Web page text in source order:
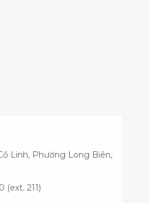
Linh, Phường Long Biên,
(ext. 211)